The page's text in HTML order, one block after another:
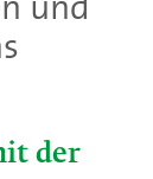
der